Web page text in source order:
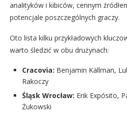
analityków i kibiców, cennym
potencjale poszczególnych graczy.
Oto lista kilku przykładowych
warto śledzić w obu drużynach:
Cracovia: Benjamin Källman,
Rakoczy
Śląsk Wrocław: Erik Expósito,
Żukowski